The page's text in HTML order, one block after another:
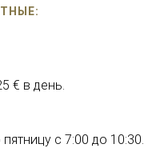
€ в день.
с 7:00 до